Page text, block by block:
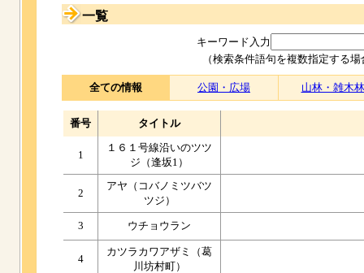
一覧
キーワード入力
（検索条件語句を複数指定する
全ての情報 公園・広場 山林・雑木林
番号 タイトル
1
１６１号線沿いのツツ
ジ（逢坂1）
2
アヤ（コバノミツバツ
ツジ）
3 ウチョウラン
4
カツラカワアザミ（葛
川坊村町）